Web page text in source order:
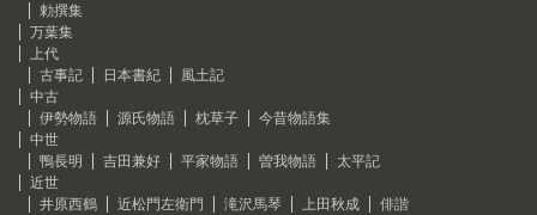
勅撰集
万葉集
上代
古事記
日本書紀
風土記
中古
伊勢物語
源氏物語 枕草子
今昔物語集
中世
鴨長明
吉田兼好 平家物語 曽我物語
太平記
近世
井原西鶴
近松門左衛門 滝沢馬琴 上田秋成
俳諧